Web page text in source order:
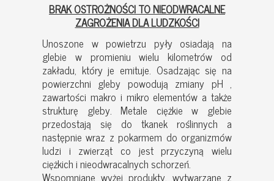
Unoszone w powietrzu pyły osiadają na
glebie w promieniu wielu kilometrów od
zakładu, który je emituje. Osadzając się na
powierzchni gleby powodują zmiany pH ,
zawartości makro i mikro elementów a także
strukturę gleby. Metale ciężkie w glebie
przedostają się do tkanek roślinnych a
następnie wraz z pokarmem do organizmów
ludzi i zwierząt co jest przyczyną wielu
ciężkich i nieodwracalnych schorzeń.
Wspomniane wyżej produkty, wytwarzane z
BRAK OSTROŻNOŚCI TO NIEODWRACALNE
ZAGROŻENIA DLA LUDZKOŚCI